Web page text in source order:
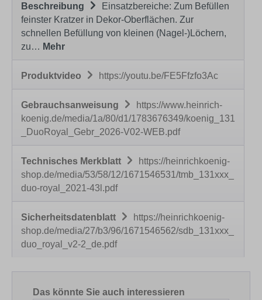
Beschreibung
Einsatzbereiche: Zum Befüllen
feinster Kratzer in Dekor-Oberflächen. Zur
schnellen Befüllung von kleinen (Nagel-)Löchern,
zu… Mehr
Produktvideo https://youtu.be/FE5Ffzfo3Ac
Gebrauchsanweisung
https://www.heinrich-
koenig.de/media/1a/80/d1/1783676349/koenig_131
_DuoRoyal_Gebr_2026-V02-WEB.pdf
Technisches Merkblatt
https://heinrichkoenig-
shop.de/media/53/58/12/1671546531/tmb_131xxx_
duo-royal_2021-43l.pdf
Sicherheitsdatenblatt
https://heinrichkoenig-
shop.de/media/27/b3/96/1671546562/sdb_131xxx_
duo_royal_v2-2_de.pdf
Produktgalerie überspringen
Das könnte Sie auch interessieren